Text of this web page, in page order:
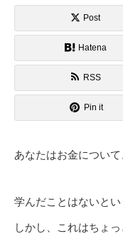
Post
Hatena
RSS
Pin it
あなたはお金につい
学んだことはないとい
しかし、これはちょ